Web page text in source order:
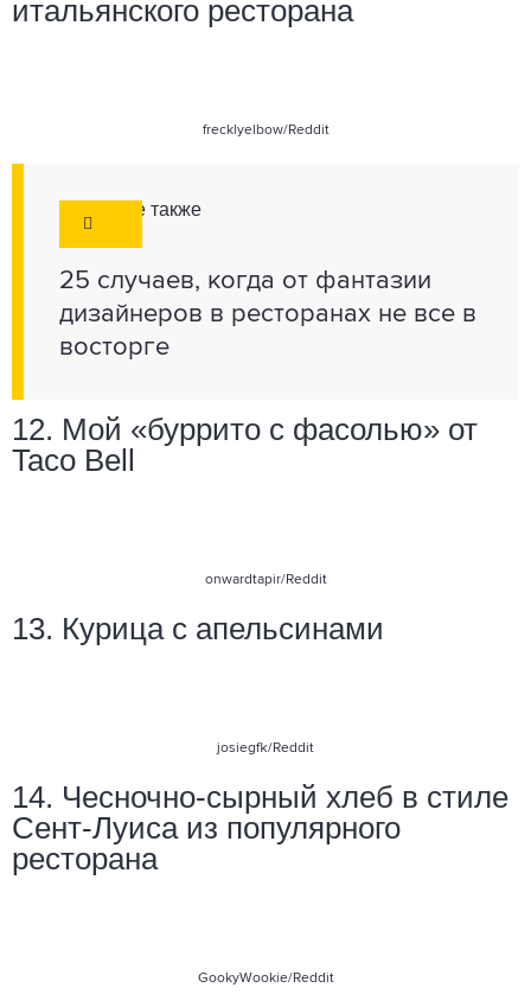
итальянского ресторана
frecklyelbow/Reddit
Смотрите также
25 случаев, когда от фантазии
дизайнеров в ресторанах не все в
восторге
12. Мой «буррито с фасолью» от
Taco Bell
onwardtapir/Reddit
13. Курица с апельсинами
josiegfk/Reddit
14. Чесночно-сырный хлеб в стиле
Сент-Луиса из популярного
ресторана
GookyWookie/Reddit